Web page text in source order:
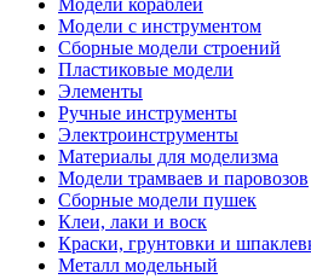
Модели кораблей
Модели с инструментом
Сборные модели строений
Пластиковые модели
Элементы
Ручные инструменты
Электроинструменты
Материалы для моделизма
Модели трамваев и паровозов
Сборные модели пушек
Клеи, лаки и воск
Краски, грунтовки и
Металл модельный